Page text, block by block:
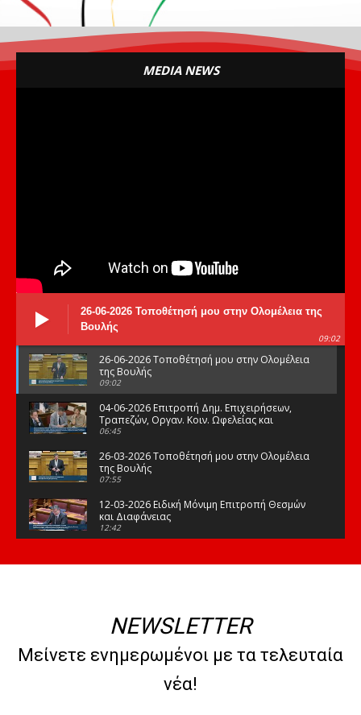
MEDIA NEWS
26-06-2026 Τοποθέτησή μου στην Ολομέλεια της
Βουλής
09:02
26-06-2026 Τοποθέτησή μου στην Ολομέλεια
της Βουλής
09:02
04-06-2026 Επιτροπή Δημ. Επιχειρήσεων,
Τραπεζών, Οργαν. Κοιν. Ωφελείας και
Φορέων Κοινων. Ασφάλισης
06:45
26-03-2026 Τοποθέτησή μου στην Ολομέλεια
της Βουλής
07:55
12-03-2026 Ειδική Μόνιμη Επιτροπή Θεσμών
και Διαφάνειας
12:42
της Βουλής
08:47
10-02-2026 Διαρκής Επιτροπή Μορφωτικών
Υποθέσεων
NEWSLETTER
Μείνετε ενημερωμένοι με τα τελευταία
νέα!